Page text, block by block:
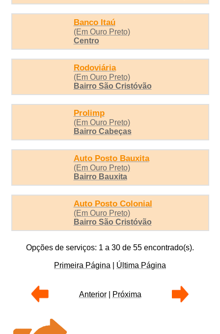
Banco Itaú
(Em Ouro Preto)
Centro
Rodoviária
(Em Ouro Preto)
Bairro São Cristóvão
Prolimp
(Em Ouro Preto)
Bairro Cabeças
Auto Posto Bauxita
(Em Ouro Preto)
Bairro Bauxita
Auto Posto Colonial
(Em Ouro Preto)
Bairro São Cristóvão
Opções de serviços: 1 a 30 de 55 encontrado(s).
Primeira Página Última Página
Anterior| Próxima